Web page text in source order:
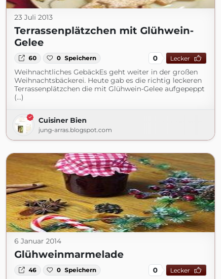
23 Juli 2013
Terrassenplätzchen mit Glühwein-
Gelee
60 0 Speichern 0 Lecker
Weihnachtliches GebäckEs geht weiter in der großen
Weihnachtsbäckerei. Heute gab es die richtig leckeren
Terrassenplätzchen die mit Glühwein-Gelee aufgepeppt
(...)
Cuisiner Bien
jung-arras.blogspot.com
6 Januar 2014
Glühweinmarmelade
46 0 Speichern 0 Lecker